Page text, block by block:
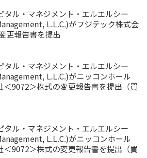
タル・マネジメント・エルエルシー
L.L.C.)がフジテック株式会
更報告書を提出
タル・マネジメント・エルエルシー
L.L.C.)がニッコンホール
＜9072＞株式の変更報告書を提出（買
タル・マネジメント・エルエルシー
L.L.C.)がニッコンホール
＜9072＞株式の変更報告書を提出（買